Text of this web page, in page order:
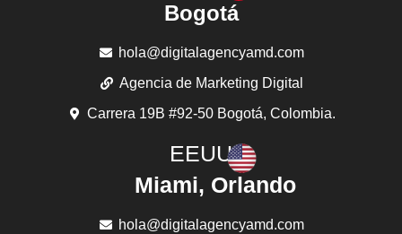
Bogotá
hola@digitalagencyamd.com
Agencia de Marketing Digital
Carrera 19B #92-50 Bogotá, Colombia.
EEUU
Miami, Orlando
hola@digitalagencyamd.com